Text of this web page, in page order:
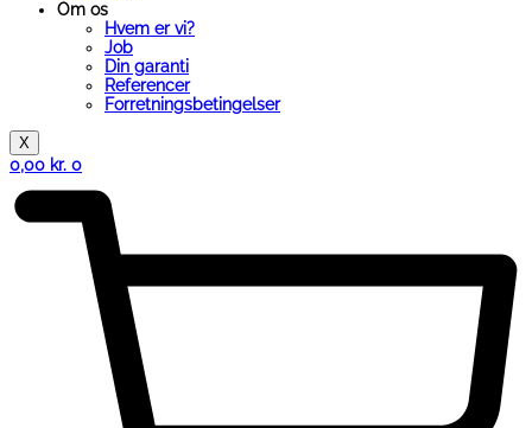
Om os
Hvem er vi?
Job
Din garanti
Referencer
Forretningsbetingelser
X
0,00 kr. 0